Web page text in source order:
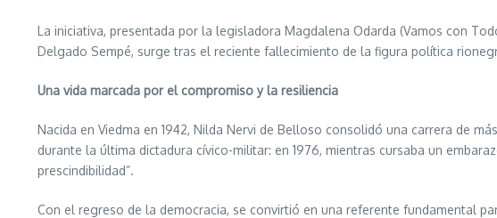
La iniciativa, presentada por la legisladora Magdalena Odarda (Vamos con
Delgado Sempé, surge tras el reciente fallecimiento de la figura política
Una vida marcada por el compromiso y la resiliencia
Nacida en Viedma en 1942, Nilda Nervi de Belloso consolidó una carrera de
durante la última dictadura cívico-militar: en 1976, mientras cursaba un
prescindibilidad”.
Con el regreso de la democracia, se convirtió en una referente fundamental